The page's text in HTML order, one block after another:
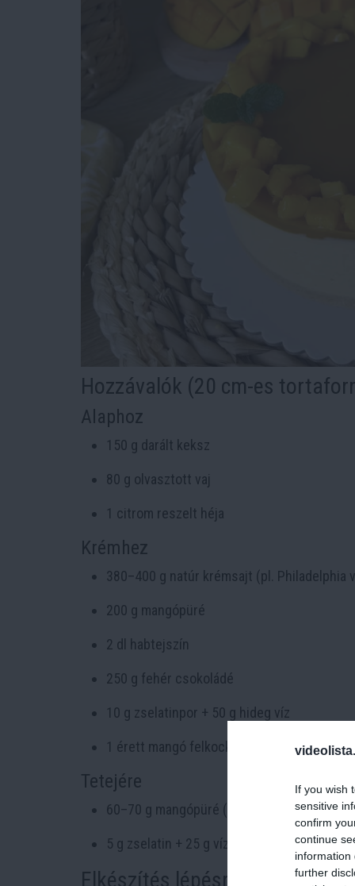
If you wish
sensitive
confirm
continue
information
further
Hozzávalók (20 cm-es
Alaphoz
150 g darált keksz
80 g olvasztott vaj
1 citrom reszelt héja
Krémhez
380–400 g natúr krémsajt (pl. Philadelphia
200 g mangópüré
2 dl habtejszín
250 g fehér csokoládé
10 g zselatinpor + 50 g hideg víz
1 érett mangó felkockázva
Tetejére
60–70 g mangópüré (szükség esetén pár
5 g zselatin + 25 g víz
Elkészítés lépésről lépésre